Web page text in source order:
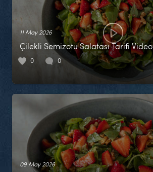
11 May 2026
Çilekli Semizotu Salatası Tarifi Video
0 0
09 May 2026